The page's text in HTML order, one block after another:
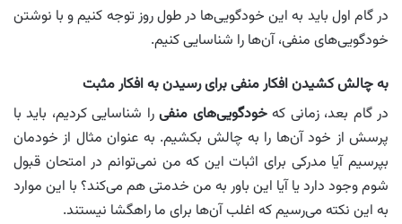
در گام اول باید به این خودگویی‌ها در طول روز توجه کنیم و با نوشتن
خودگویی‌های منفی، آن‌ها را شناسایی کنیم.
به چالش کشیدن افکار منفی برای رسیدن به افکار مثبت
در گام بعد، زمانی کهخودگویی‌‌های منفیرا شناسایی کردیم، باید با
پرسش از خود آن‌ها را به چالش بکشیم. به عنوان مثال از خودمان
بپرسیم آیا مدرکی برای اثبات این که من نمی‌توانم در امتحان قبول
شوم وجود دارد یا آیا این باور به من خدمتی هم می‌کند؟ با این موارد
به این نکته می‌رسیم که اغلب آن‌ها برای ما راهگشا نیستند.